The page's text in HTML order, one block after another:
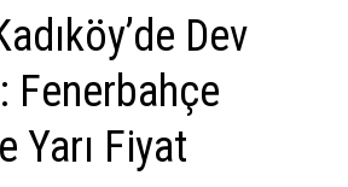
Dev
Fenerbahçe
Yarı Fiyat